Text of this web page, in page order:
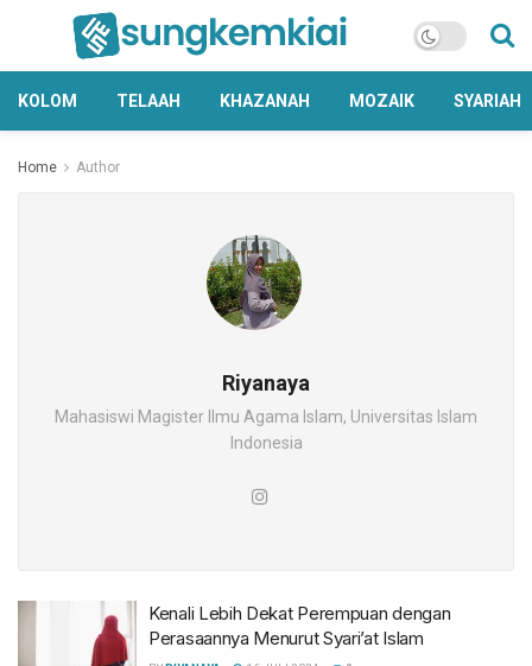
KOLOM TELAAH KHAZANAH MOZAIK SYARIAH
Home Author
Riyanaya
Mahasiswi Magister Ilmu Agama Islam, Universitas Islam
Indonesia
Kenali Lebih Dekat Perempuan dengan
Perasaannya Menurut Syari’at Islam